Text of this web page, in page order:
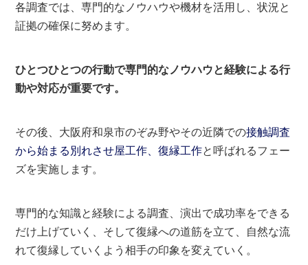
各調査では、専門的なノウハウや機材を活用し、状況と
証拠の確保に努めます。
ひとつひとつの行動で専門的なノウハウと経験による行
動や対応が重要です。
その後、大阪府和泉市のぞみ野やその近隣での接触調査
から始まる別れさせ屋工作、復縁工作と呼ばれるフェー
ズを実施します。
専門的な知識と経験による調査、演出で成功率をできる
だけ上げていく、そして復縁への道筋を立て、自然な流
れて復縁していくよう相手の印象を変えていく。